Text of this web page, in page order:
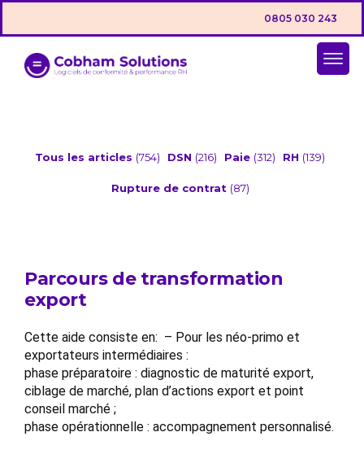
0805 030 243
Tous les articles (754) DSN (216) Paie (312) RH (139)
Rupture de contrat (87)
Parcours de transformation
export
Cette aide consiste en: – Pour les néo-primo et
exportateurs intermédiaires :
phase préparatoire : diagnostic de maturité export,
ciblage de marché, plan d’actions export et point
conseil marché ;
phase opérationnelle : accompagnement personnalisé.